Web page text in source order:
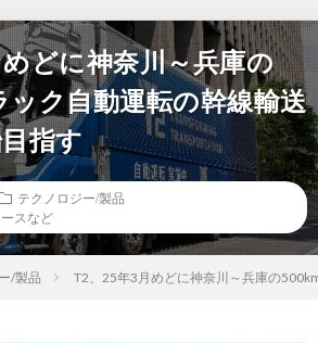
どに神奈川～兵庫の
ク自動運転の幹線輸送
指す
テクノロジー/製品
スなど
/製品 T2、25年3月めどに神奈川～兵庫の